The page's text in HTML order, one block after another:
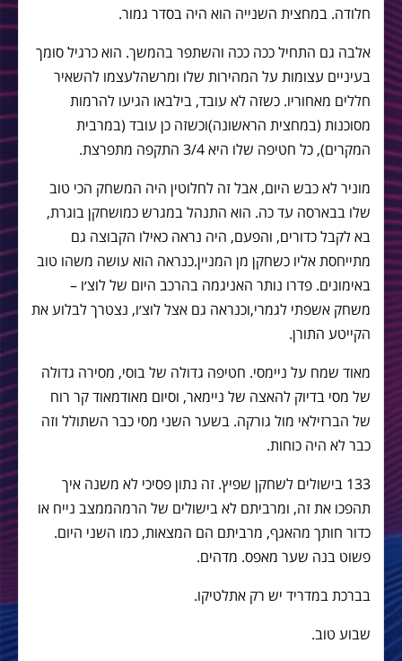
חלודה. במחצית השנייה הוא היה בסדר גמור.
אלבה גם התחילככה ככה והשתפרבהמשך. הואכרגילסומך
בעיניים עצומות על המהירות שלו ומרשהלעצמו להשאיר
חללים מאחוריו. כשזה לא עובד, בילבאו הגיעו להרמות
מסוכנות (במחצית הראשונה)וכשזה כן עובד (במרבית
המקרים), כל חטיפה שלו היא התקפה מתפרצת.
מונירלאכבש היום, אבלזה לחלוטין היה המשחק הכי טוב
שלו בבארסה עדכה. הוא התנהלבמגרשכמושחקןבוגרת,
באלקבלכדורים, והפעם, היה נראה כאילו הקבוצה גם
מתייחסתאליו כשחקן מן המניין.כנראה הוא עושה משהו טוב
באימונים. פדרו נותר האניגמה בהרכב היום שללוצ׳ו –
משחק אשפתי לגמרי,וכנראה גם אצללוצ׳ו, נצטרךלבלועאת
הקייטע התורן.
מאוד שמח על ניימסי. חטיפה גדולה שלבוסי, מסירה גדולה
של מסי בדיוק להאצה של ניימאר, וסיום מאודמאודקר רוח
של הברזילאי מול גורקה. בשער השני מסי כבר השתולל וזה
כברלא היה כוחות.
133 בישולים לשחקן שפיץ. זה נתוןפסיכי לא משנה איך
תהפכו אתזה, ומרביתם לאבישולים של הרמהממצב נייח או
כדור חותך מהאגף, מרביתם הם המצאות, כמו השני היום.
פשוט בנה שער מאפס. מדהים.
בברכתבמדריד יש רק אתלטיקו.
שבוע טוב.